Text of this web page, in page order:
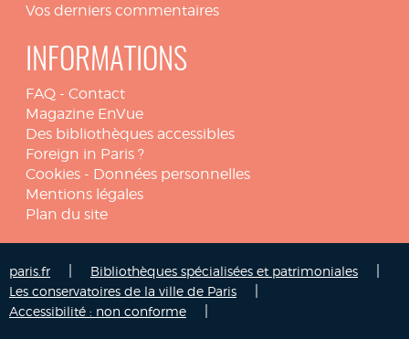
Vos derniers commentaires
INFORMATIONS
FAQ - Contact
Magazine EnVue
Des bibliothèques accessibles
Foreign in Paris ?
Cookies - Données personnelles
Mentions légales
Plan du site
paris.fr Bibliothèques spécialisées et patrimoniales
Les conservatoires de la ville de Paris
Accessibilité : non conforme